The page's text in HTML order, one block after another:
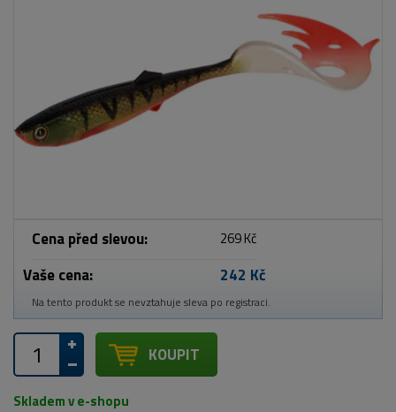
Cena před slevou: 269 Kč
Vaše cena: 242 Kč
Na tento produkt se nevztahuje sleva po registraci.
KOUPIT
Skladem v e-shopu